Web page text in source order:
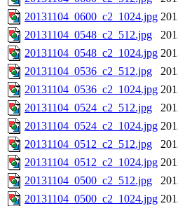
20131104_0600_c2_1024.jpg
20131104_0548_c2_512.jpg
20131104_0548_c2_1024.jpg
20131104_0536_c2_512.jpg
20131104_0536_c2_1024.jpg
20131104_0524_c2_512.jpg
20131104_0524_c2_1024.jpg
20131104_0512_c2_512.jpg
20131104_0512_c2_1024.jpg
20131104_0500_c2_512.jpg
20131104_0500_c2_1024.jpg